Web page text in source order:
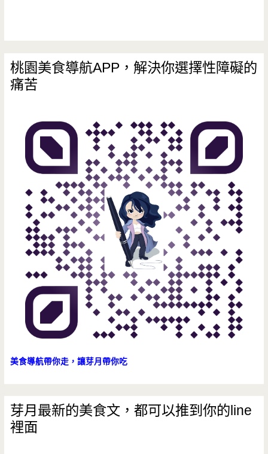
桃園美食導航APP，解決你選擇性障礙的
痛苦
美食導航帶你走，讓芽月帶你吃
芽月最新的美食文，都可以推到你的line
裡面